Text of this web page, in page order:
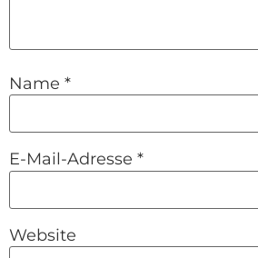
Name *
E-Mail-Adresse *
Website